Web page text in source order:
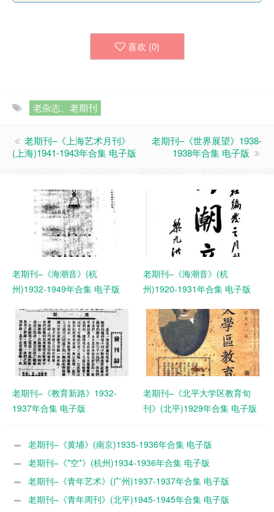
喜欢 (0)
老杂志、老期刊
老期刊–《上海艺术月刊》
(上海)1941-1943年合集 电子版
老期刊–《世界展望》1938-
1938年合集 电子版
老期刊–《海潮音》(杭
州)1932-1949年合集 电子版
老期刊–《海潮音》(杭
州)1920-1931年合集 电子版
老期刊–《教育新路》1932-
1937年合集 电子版
老期刊–《北平大学区教育旬
刊》(北平)1929年合集 电子版
老期刊–《黄埔》(南京)1935-1936年合集 电子版
老期刊–《*空*》(杭州)1934-1936年合集 电子版
老期刊–《青年艺术》(广州)1937-1937年合集 电子版
老期刊–《青年周刊》(北平)1945-1945年合集 电子版